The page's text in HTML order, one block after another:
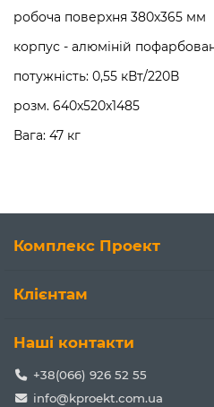
робоча поверхня 380х365 мм
корпус - алюміній
потужність: 0,55 кВт/220В
розм. 640x520x1485
Вага: 47 кг
Комплекс Проект
Клієнтам
Наші контакти
+38(066) 926 52 55
info@kproekt.com.ua